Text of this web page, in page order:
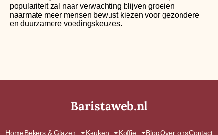
populariteit zal naar verwachting blijven groeien
naarmate meer mensen bewust kiezen voor gezondere
en duurzamere voedingskeuzes.
Baristaweb.nl
HomeBekers & Glazen Keuken Koffie BlogOver onsContact